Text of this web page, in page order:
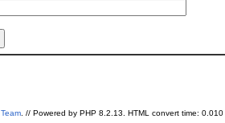
. // Powered by PHP 8.2.13. HTML convert time: